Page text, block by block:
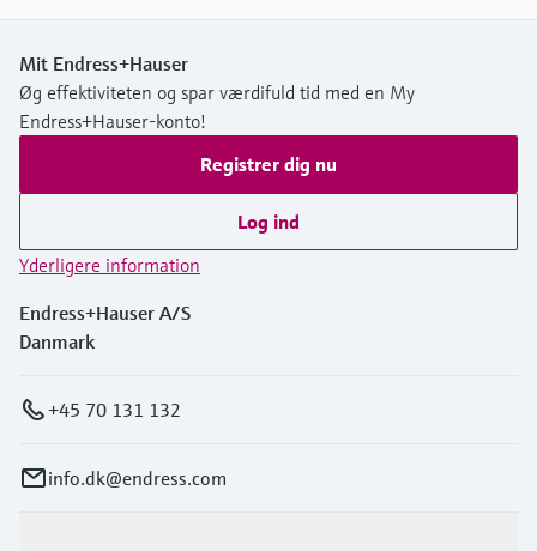
Mit Endress+Hauser
Øg effektiviteten og spar værdifuld tid med en My
Endress+Hauser-konto!
Registrer dig nu
Log ind
Yderligere information
Endress+Hauser A/S
Danmark
+45 70 131 132
info.dk@endress.com